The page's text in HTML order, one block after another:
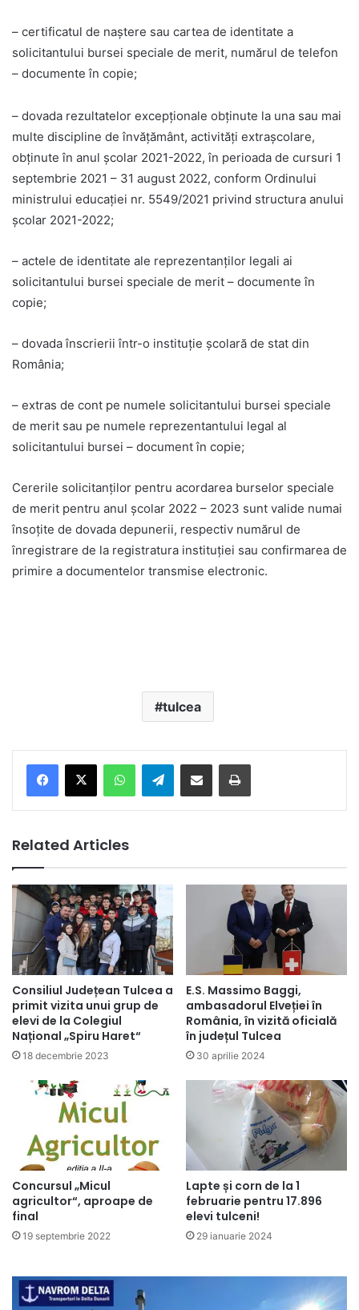
– certificatul de naştere sau cartea de identitate a
solicitantului bursei speciale de merit, numărul de telefon
– documente în copie;
– dovada rezultatelor excepţionale obţinute la una sau mai
multe discipline de învăţământ, activităţi extraşcolare,
obţinute în anul şcolar 2021-2022, în perioada de cursuri 1
septembrie 2021 – 31 august 2022, conform Ordinului
ministrului educaţiei nr. 5549/2021 privind structura anului
şcolar 2021-2022;
– actele de identitate ale reprezentanţilor legali ai
solicitantului bursei speciale de merit – documente în
copie;
– dovada înscrierii într-o instituţie şcolară de stat din
România;
– extras de cont pe numele solicitantului bursei speciale
de merit sau pe numele reprezentantului legal al
solicitantului bursei – document în copie;
Cererile solicitanţilor pentru acordarea burselor speciale
de merit pentru anul şcolar 2022 – 2023 sunt valide numai
însoţite de dovada depunerii, respectiv numărul de
înregistrare de la registratura instituţiei sau confirmarea de
primire a documentelor transmise electronic.
tulcea
Telegram
Related Articles
Consiliul Județean Tulcea a
primit vizita unui grup de
elevi de la Colegiul
Național „Spiru Haret“
18 decembrie 2023
E.S. Massimo Baggi,
ambasadorul Elveției în
România, în vizită oficială
în județul Tulcea
30 aprilie 2024
Concursul „Micul
agricultor“, aproape de
final
19 septembrie 2022
Lapte și corn de la 1
februarie pentru 17.896
elevi tulceni!
29 ianuarie 2024